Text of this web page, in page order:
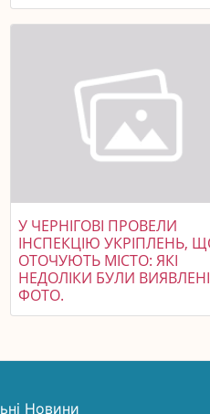
У ЧЕРНІГОВІ ПРОВЕЛИ
ІНСПЕКЦІЮ УКРІПЛЕНЬ,
ОТОЧУЮТЬ МІСТО: ЯКІ
НЕДОЛІКИ БУЛИ
ФОТО.
Новини